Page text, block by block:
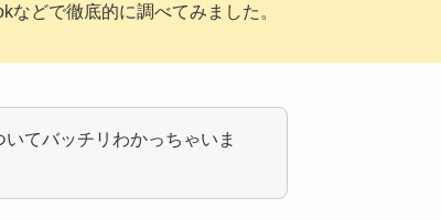
どで徹底的に調べてみました。
てバッチリわかっちゃいま